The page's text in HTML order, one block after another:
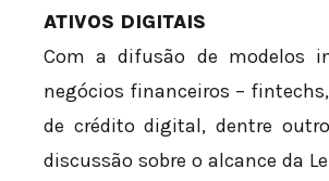
ATIVOS DIGITAIS
Com a difusão de modelos
negócios financeiros –
de crédito digital, dentre
discussão sobre o alcance da